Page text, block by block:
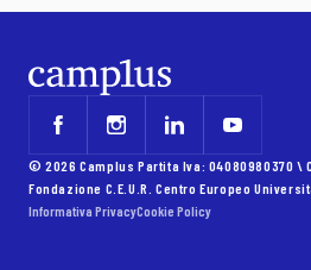
© 2026 Camplus Partita Iva: 04080980370 \
Fondazione C.E.U.R. Centro Europeo
Informativa PrivacyCookie Policy